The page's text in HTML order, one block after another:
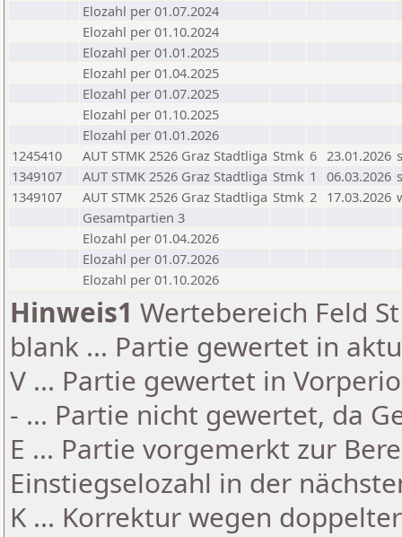
Elozahl per 01.07.2024
Elozahl per 01.10.2024
Elozahl per 01.01.2025
Elozahl per 01.04.2025
Elozahl per 01.07.2025
Elozahl per 01.10.2025
Elozahl per 01.01.2026
1245410
AUT STMK 2526 Graz Stadtliga Stmk 6 23.01.2026 s
1349107
AUT STMK 2526 Graz Stadtliga Stmk 1 06.03.2026 s
1349107
AUT STMK 2526 Graz Stadtliga Stmk 2 17.03.2026
Gesamtpartien 3
Elozahl per 01.04.2026
Elozahl per 01.07.2026
Elozahl per 01.10.2026
Hinweis1 Wertebereich Feld
blank ... Partie gewertet in
V ... Partie gewertet in
- ... Partie nicht gewertet, da
E ... Partie vorgemerkt zur
Einstiegselozahl in der
K ... Korrektur wegen